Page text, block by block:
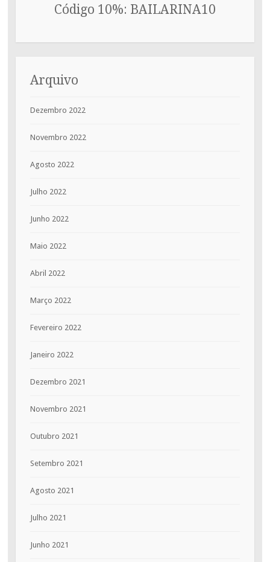
Código 10%: BAILARINA10
Arquivo
Dezembro 2022
Novembro 2022
Agosto 2022
Julho 2022
Junho 2022
Maio 2022
Abril 2022
Março 2022
Fevereiro 2022
Janeiro 2022
Dezembro 2021
Novembro 2021
Outubro 2021
Setembro 2021
Agosto 2021
Julho 2021
Junho 2021